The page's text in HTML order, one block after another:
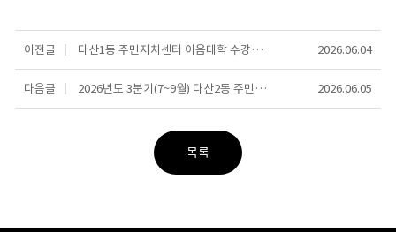
이전글 다산1동 주민자치센터 이음대학 수강생 모집 2026.06.04
다음글 2026년도 3분기(7~9월) 다산2동 주민자치센터 수강생 모집 안내 2026.06.05
목록